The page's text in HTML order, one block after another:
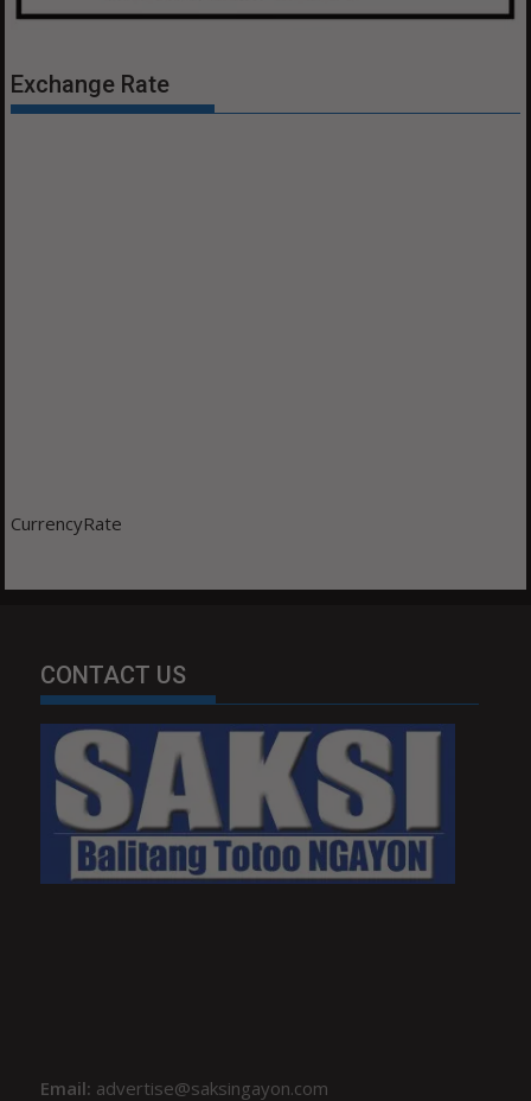
Exchange Rate
CurrencyRate
CONTACT US
Email: advertise@saksingayon.com